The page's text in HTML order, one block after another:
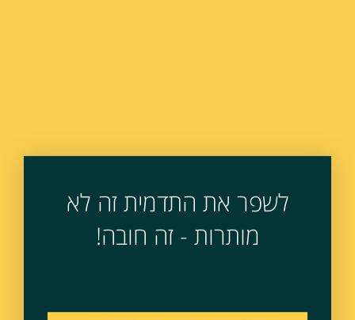
לשפר את התדמית זה לא
מותרות - זה חובה!